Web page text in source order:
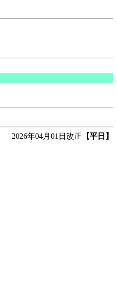
2026年04月01日改正 【平日】